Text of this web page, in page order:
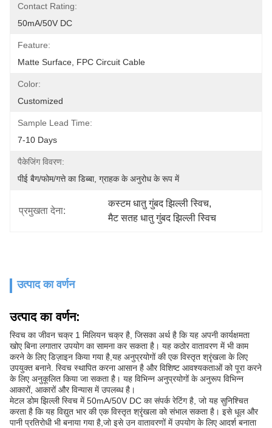
Contact Rating:
50mA/50V DC
Feature:
Matte Surface, FPC Circuit Cable
Color:
Customized
Sample Lead Time:
7-10 Days
पैकेजिंग विवरण:
पीई बैग/फोम/गत्ते का डिब्बा, ग्राहक के अनुरोध के रूप में
प्रमुखता देना:
कस्टम धातु गुंबद झिल्ली स्विच,
मैट सतह धातु गुंबद झिल्ली स्विच
उत्पाद का वर्णन
उत्पाद का वर्णन:
स्विच का जीवन चक्र 1 मिलियन चक्र है, जिसका अर्थ है कि यह अपनी कार्यक्षमता
खोए बिना लगातार उपयोग का सामना कर सकता है। यह कठोर वातावरण में भी काम
करने के लिए डिज़ाइन किया गया है,यह अनुप्रयोगों की एक विस्तृत श्रृंखला के लिए
उपयुक्त बनाने. स्विच स्थापित करना आसान है और विशिष्ट आवश्यकताओं को पूरा करने
के लिए अनुकूलित किया जा सकता है। यह विभिन्न अनुप्रयोगों के अनुरूप विभिन्न
आकारों, आकारों और विन्यास में उपलब्ध है।
मेटल डोम झिल्ली स्विच में 50mA/50V DC का संपर्क रेटिंग है, जो यह सुनिश्चित
करता है कि यह विद्युत भार की एक विस्तृत श्रृंखला को संभाल सकता है। इसे धूल और
पानी प्रतिरोधी भी बनाया गया है,जो इसे उन वातावरणों में उपयोग के लिए आदर्श बनाता